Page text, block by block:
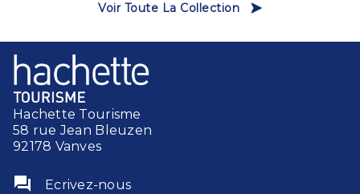
Voir Toute La Collection
Hachette Tourisme
58 rue Jean Bleuzen
92178 Vanves
question_answer Ecrivez-nous